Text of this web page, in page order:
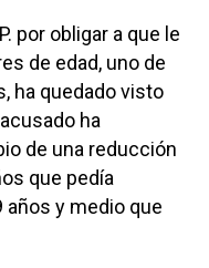
por obligar a que le
de edad, uno de
ha quedado visto
ha
de una reducción
que pedía
años y medio que